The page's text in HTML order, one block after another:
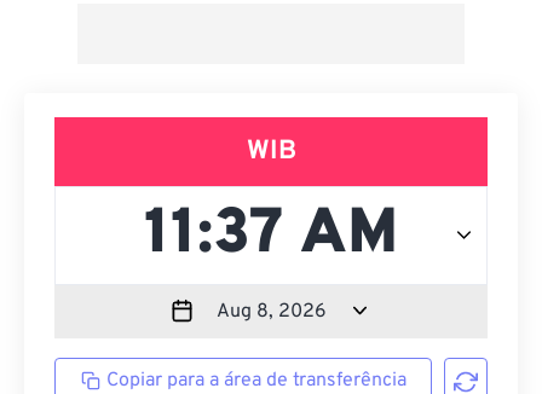
WIB
Copiar para a área de transferência